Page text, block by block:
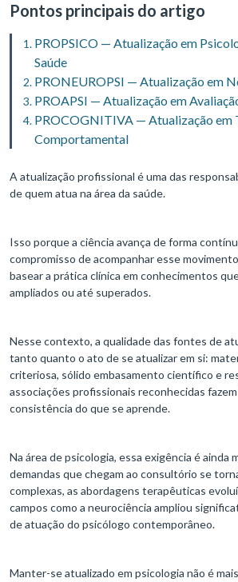
Pontos principais do artigo
PROPSICO — Atualização em
Saúde
PRONEUROPSI — Atualização em
PROAPSI — Atualização em
PROCOGNITIVA — Atualização em
Comportamental
A atualização profissional é uma das
de quem atua na área da saúde.
Isso porque a ciência avança de forma
compromisso de acompanhar esse
basear a prática clínica em conhecimentos
ampliados ou até superados.
Nesse contexto, a qualidade das fontes de
tanto quanto o ato de se atualizar em si:
criteriosa, sólido embasamento científico e
associações profissionais reconhecidas
consistência do que se aprende.
Na área de psicologia, essa exigência é ainda
demandas que chegam ao consultório se
complexas, as abordagens terapêuticas
campos como a neurociência ampliou
de atuação do psicólogo contemporâneo.
Manter-se atualizado em psicologia não é